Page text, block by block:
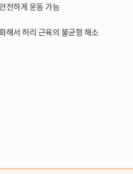
전하게 운동 가능
해서 허리 근육의 불균형 해소